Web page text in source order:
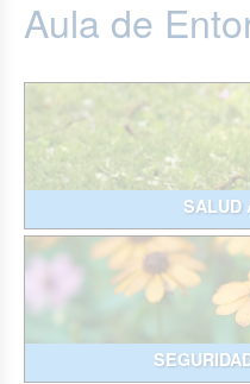
Aula de
SALUD